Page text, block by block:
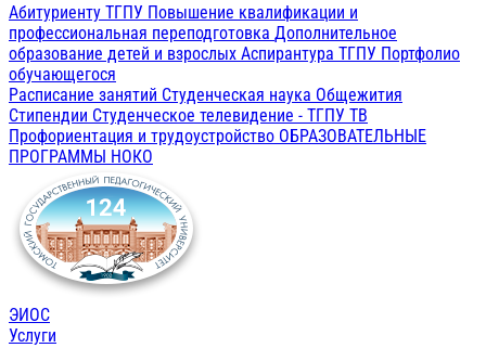
Абитуриенту ТГПУ Повышение квалификации и
профессиональная переподготовка Дополнительное
образование детей и взрослых Аспирантура ТГПУ Портфолио
обучающегося
Расписание занятий Студенческая наука Общежития
Стипендии Студенческое телевидение - ТГПУ ТВ
Профориентация и трудоустройство ОБРАЗОВАТЕЛЬНЫЕ
ПРОГРАММЫ НОКО
ЭИОС
Услуги